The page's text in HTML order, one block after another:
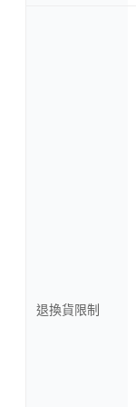
退換貨限制